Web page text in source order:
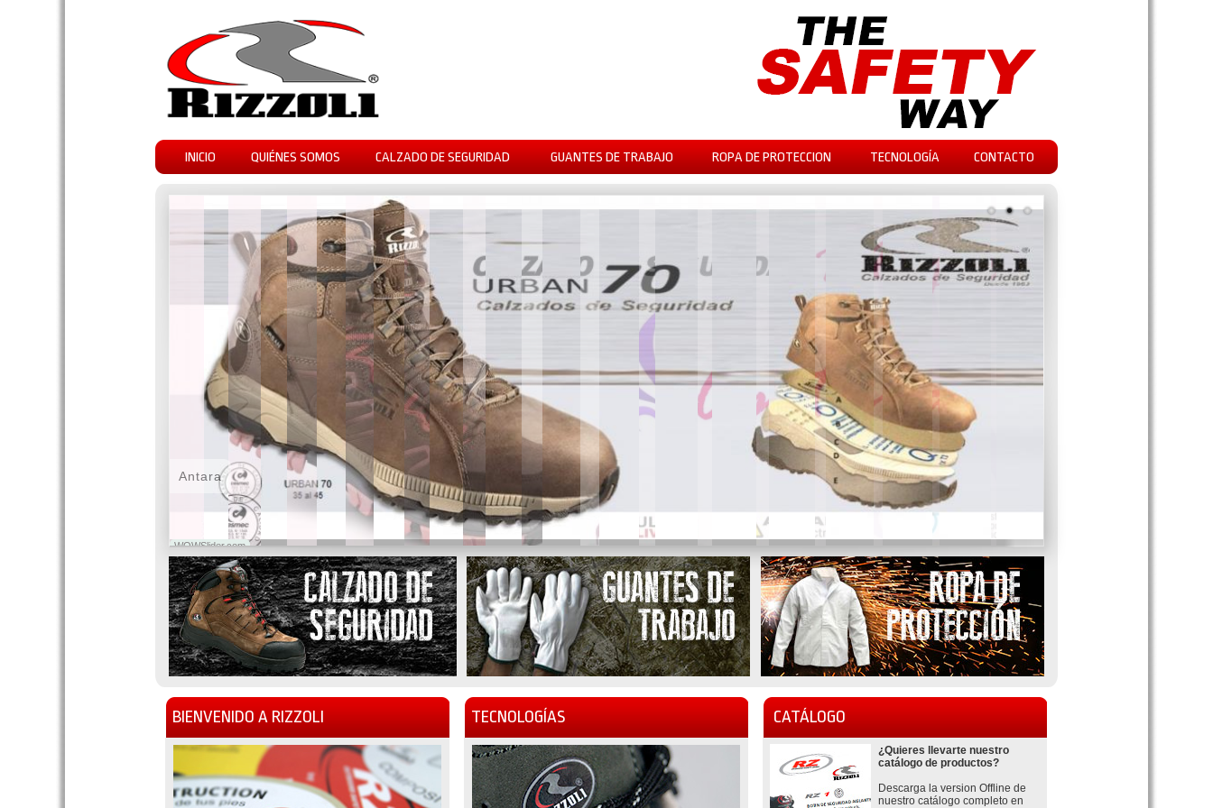
INICIO QUIÉNES SOMOS CALZADO DE SEGURIDAD GUANTES DE TRABAJO ROPA DE PROTECCION TECNOLOGÍA CONTACTO
WOWSlider.com
Antara
BIENVENIDO A RIZZOLI TECNOLOGÍAS CATÁLOGO
¿Quieres llevarte nuestro
catálogo de productos?
Descarga la version Offline de
nuestro catálogo completo en